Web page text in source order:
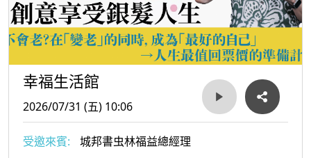
幸福生活館
2026/07/31 (五) 10:06
受邀來賓:
城邦書虫林福益總經理